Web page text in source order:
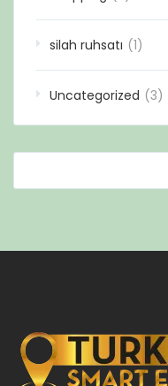
silah ruhsatı (1)
Uncategorized (3)